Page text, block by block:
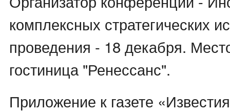
комплексных стратегических
проведения - 18 декабря.
гостиница "Ренессанс".
Приложение к газете